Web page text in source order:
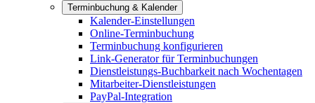
Terminbuchung & Kalender
Kalender-Einstellungen
Online-Terminbuchung
Terminbuchung konfigurieren
Link-Generator für Terminbuchungen
Dienstleistungs-Buchbarkeit nach Wochentagen
Mitarbeiter-Dienstleistungen
PayPal-Integration